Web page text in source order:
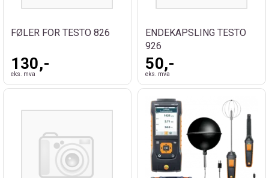
FØLER FOR TESTO 826
130,-
eks. mva
ENDEKAPSLING TESTO
926
50,-
eks. mva